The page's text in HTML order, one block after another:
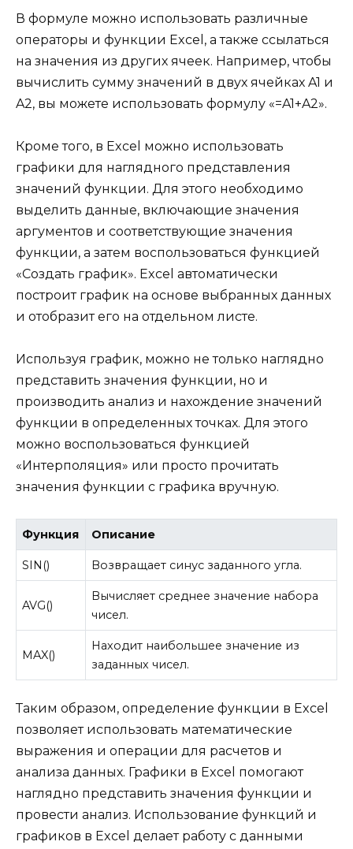
В формуле можно использовать различные
операторы и функции Excel, а также ссылаться
на значения из других ячеек. Например, чтобы
вычислить сумму значений в двух ячейках A1 и
A2, вы можете использовать формулу «=A1+A2».
Кроме того, в Excel можно использовать
графики для наглядного представления
значений функции. Для этого необходимо
выделить данные, включающие значения
аргументов и соответствующие значения
функции, а затем воспользоваться функцией
«Создать график». Excel автоматически
построит график на основе выбранных данных
и отобразит его на отдельном листе.
Используя график, можно не только наглядно
представить значения функции, но и
производить анализ и нахождение значений
функции в определенных точках. Для этого
можно воспользоваться функцией
«Интерполяция» или просто прочитать
значения функции с графика вручную.
Функция Описание
SIN() Возвращает синус заданного угла.
AVG()
Вычисляет среднее значение набора
чисел.
MAX()
Находит наибольшее значение из
заданных чисел.
Таким образом, определение функции в Excel
позволяет использовать математические
выражения и операции для расчетов и
анализа данных. Графики в Excel помогают
наглядно представить значения функции и
провести анализ. Использование функций и
графиков в Excel делает работу с данными